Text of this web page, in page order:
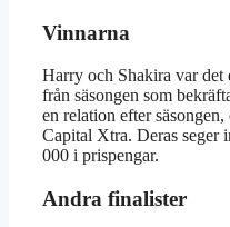
Vinnarna
Harry och Shakira var det
från säsongen som
en relation efter
Capital Xtra. Deras seger
000 i prispengar.
Andra finalister